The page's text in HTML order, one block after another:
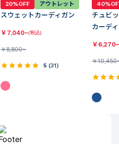
20%OFF アウトレット
スウェットカーディガン
￥ 7,040~(税込)
￥8,800~
5 (31)
チュビ
カーデ
￥ 6,270~
￥